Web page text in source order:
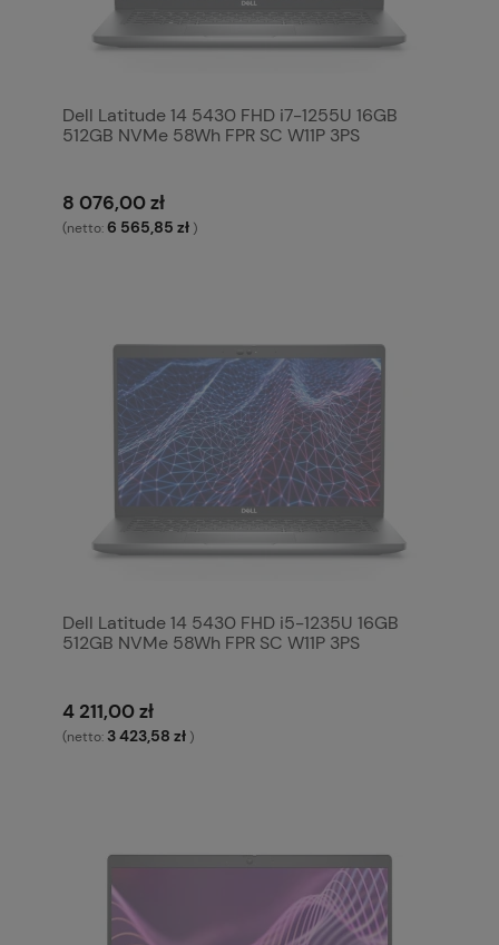
Dell Latitude 14 5430 FHD i7-1255U 16GB
512GB NVMe 58Wh FPR SC W11P 3PS
8 076,00 zł
(netto:6 565,85 zł )
Dell Latitude 14 5430 FHD i5-1235U 16GB
512GB NVMe 58Wh FPR SC W11P 3PS
4 211,00 zł
(netto:3 423,58 zł )